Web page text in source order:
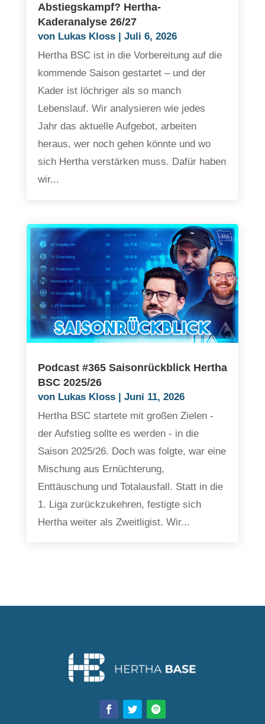
Abstiegskampf? Hertha-
Kaderanalyse 26/27
von Lukas Kloss| Juli 6, 2026
Hertha BSC ist in die Vorbereitung auf die
kommende Saison gestartet – und der
Kader ist löchriger als so manch
Lebenslauf. Wir analysieren wie jedes
Jahr das aktuelle Aufgebot, arbeiten
heraus, wer noch gehen könnte und wo
sich Hertha verstärken muss. Dafür haben
wir...
Podcast #365 Saisonrückblick Hertha
BSC 2025/26
von Lukas Kloss| Juni 11, 2026
Hertha BSC startete mit großen Zielen -
der Aufstieg sollte es werden - in die
Saison 2025/26. Doch was folgte, war eine
Mischung aus Ernüchterung,
Enttäuschung und Totalausfall. Statt in die
1. Liga zurückzukehren, festigte sich
Hertha weiter als Zweitligist. Wir...